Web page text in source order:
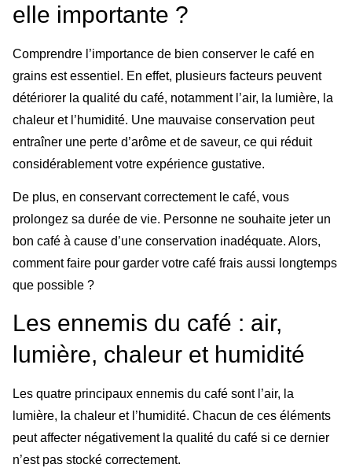
elle importante ?
Comprendre l’importance de bien conserver le café en
grains est essentiel. En effet, plusieurs facteurs peuvent
détériorer la qualité du café, notamment l’air, la lumière, la
chaleur et l’humidité. Une mauvaise conservation peut
entraîner une perte d’arôme et de saveur, ce qui réduit
considérablement votre expérience gustative.
De plus, en conservant correctement le café, vous
prolongez sa durée de vie. Personne ne souhaite jeter un
bon café à cause d’une conservation inadéquate. Alors,
comment faire pour garder votre café frais aussi longtemps
que possible ?
Les ennemis du café : air,
lumière, chaleur et humidité
Les quatre principaux ennemis du café sont l’air, la
lumière, la chaleur et l’humidité. Chacun de ces éléments
peut affecter négativement la qualité du café si ce dernier
n’est pas stocké correctement.